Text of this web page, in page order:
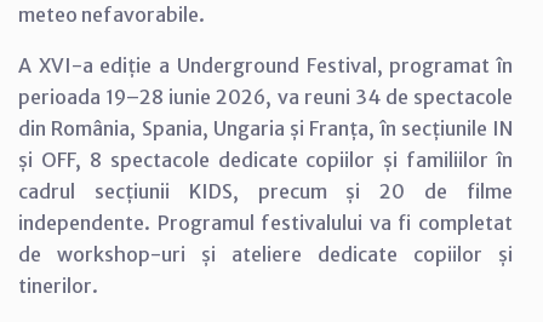
meteo nefavorabile.
A XVI-a ediție a Underground Festival, programat în
perioada 19–28 iunie 2026, va reuni 34 de spectacole
din România, Spania, Ungaria și Franța, în secțiunile IN
și OFF, 8 spectacole dedicate copiilor și familiilor în
cadrul secțiunii KIDS, precum și 20 de filme
independente. Programul festivalului va fi completat
de workshop-uri și ateliere dedicate copiilor și
tinerilor.